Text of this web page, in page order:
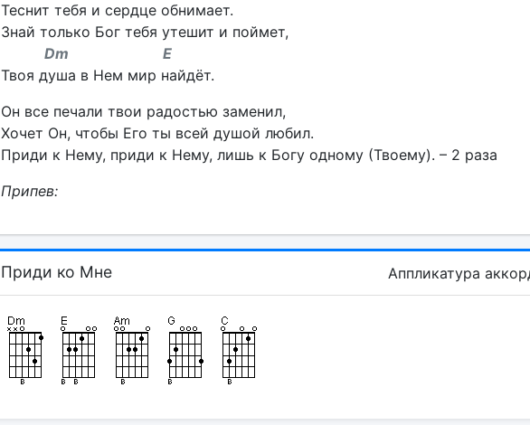
Теснит тебя и сердце обнимает.
Знай только Бог тебя утешит и поймет,
Dm E
Твоя душа в Нем мир найдёт.
Он все печали твои радостью заменил,
Хочет Он, чтобы Его ты всей душой любил.
Приди к Нему, приди к Нему, лишь к Богу одному (Твоему). – 2 раза
Припев:
Приди ко Мне Аппликатура